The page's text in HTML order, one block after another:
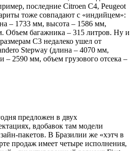
последние Citroen C4, Peugeot
тоже совпадают с «индийцем»:
– 1733 мм, высота – 1586 мм,
Объем багажника – 315 литров. Ну и
C3 недалеко ушел от
Stepway (длина – 4070 мм,
– 2590 мм, объем грузового отсека –
предложен в двух
вдобавок там модели
пакетов. В Бразилии же «хэтч в
продаж имеет четыре исполнения,